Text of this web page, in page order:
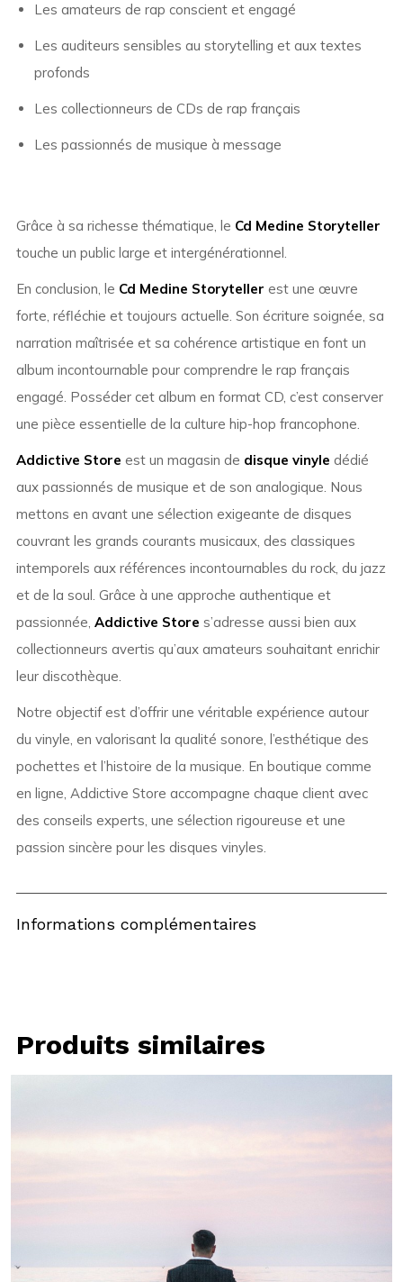
Les amateurs de rap conscient et engagé
Les auditeurs sensibles au storytelling et aux textes
profonds
Les collectionneurs de CDs de rap français
Les passionnés de musique à message
Grâce à sa richesse thématique, le Cd Medine Storyteller
touche un public large et intergénérationnel.
En conclusion, le Cd Medine Storyteller est une œuvre
forte, réfléchie et toujours actuelle. Son écriture soignée, sa
narration maîtrisée et sa cohérence artistique en font un
album incontournable pour comprendre le rap français
engagé. Posséder cet album en format CD, c’est conserver
une pièce essentielle de la culture hip-hop francophone.
Addictive Store est un magasin de disque vinyle dédié
aux passionnés de musique et de son analogique. Nous
mettons en avant une sélection exigeante de disques
couvrant les grands courants musicaux, des classiques
intemporels aux références incontournables du rock, du jazz
et de la soul. Grâce à une approche authentique et
passionnée, Addictive Store s’adresse aussi bien aux
collectionneurs avertis qu’aux amateurs souhaitant enrichir
leur discothèque.
Notre objectif est d’offrir une véritable expérience autour
du vinyle, en valorisant la qualité sonore, l’esthétique des
pochettes et l’histoire de la musique. En boutique comme
en ligne, Addictive Store accompagne chaque client avec
des conseils experts, une sélection rigoureuse et une
passion sincère pour les disques vinyles.
Informations complémentaires
Produits similaires